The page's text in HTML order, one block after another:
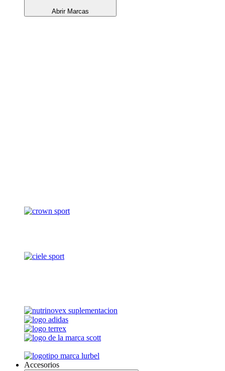
Abrir Marcas
Accesorios